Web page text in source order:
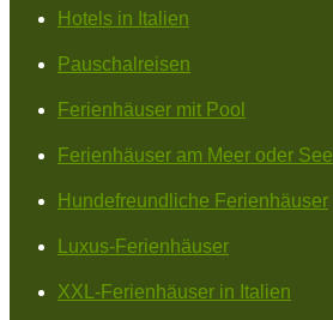
Hotels in Italien
Pauschalreisen
Ferienhäuser mit Pool
Ferienhäuser am Meer oder See
Hundefreundliche Ferienhäuser
Luxus-Ferienhäuser
XXL-Ferienhäuser in Italien